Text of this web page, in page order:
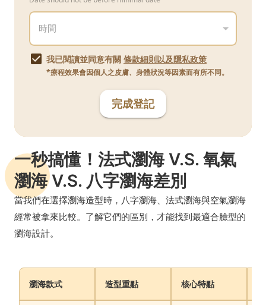
我已閱讀並同意有關 條款細則以及隱私政策
*療程效果會因個人之皮膚、身體狀況等因素而有所不同。
完成登記
一秒搞懂！法式瀏海 V.S. 氧氣
瀏海 V.S. 八字瀏海差別
當我們在選擇瀏海造型時，八字瀏海、法式瀏海與空氣瀏海
經常被拿來比較。了解它們的區別，才能找到最適合臉型的
瀏海設計。
瀏海款式 造型重點 核心特點